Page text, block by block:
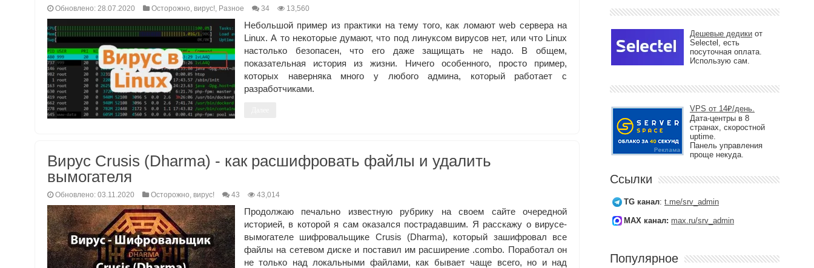
Обновлено: 28.07.2020 Осторожно, вирус!, Разное 34 13,560
Небольшой пример из практики на тему того, как ломают web сервера на
Linux. А то некоторые думают, что под линуксом вирусов нет, или что Linux
настолько безопасен, что его даже защищать не надо. В общем,
показательная история из жизни. Ничего особенного, просто пример,
которых наверняка много у любого админа, который работает с
разработчиками.
Вирус Crusis (Dharma) - как расшифровать файлы и удалить
вымогателя
Обновлено: 03.11.2020 Осторожно, вирус! 43 43,014
Продолжаю печально известную рубрику на своем сайте очередной
историей, в которой я сам оказался пострадавшим. Я расскажу о вирусе-
вымогателе шифровальщике Crusis (Dharma), который зашифровал все
файлы на сетевом диске и поставил им расширение .combo. Поработал он
не только над локальными файлами, как бывает чаще всего, но и над
Дешевые дедики от
Selectel, есть
посуточная оплата.
Использую сам.
VPS от 14₽/день.
Дата-центры в 8
странах, скоростной
uptime.
Панель управления
проще некуда.
Ссылки
TG канал: t.me/srv_admin
MAX канал: max.ru/srv_admin
Популярное